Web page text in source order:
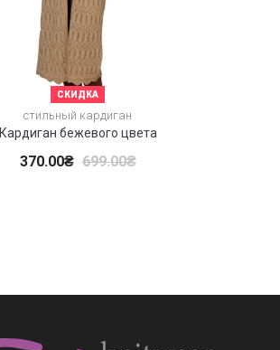
СКИДКА
стильный кардиган
Кардиган бежевого цвета
370.00₴ 699.00₴